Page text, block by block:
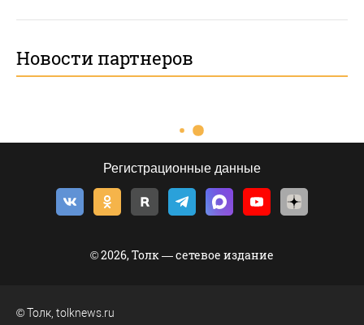
Новости партнеров
Регистрационные данные
© 2026, Толк — сетевое издание
©Толк tolknews.ru